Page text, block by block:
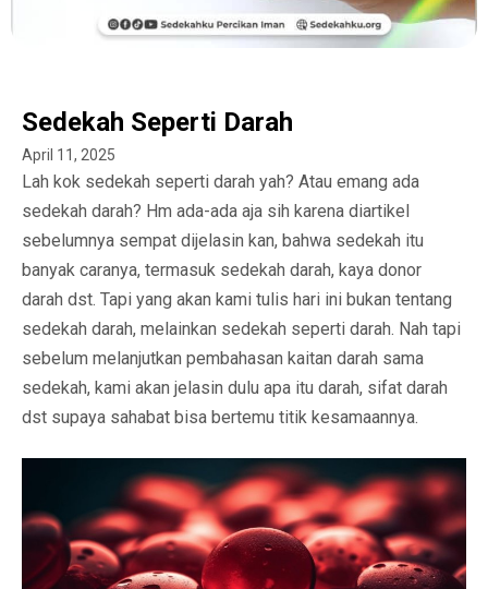
Sedekah Seperti Darah
April 11, 2025
Lah kok sedekah seperti darah yah? Atau emang ada
sedekah darah? Hm ada-ada aja sih karena diartikel
sebelumnya sempat dijelasin kan, bahwa sedekah itu
banyak caranya, termasuk sedekah darah, kaya donor
darah dst. Tapi yang akan kami tulis hari ini bukan tentang
sedekah darah, melainkan sedekah seperti darah. Nah tapi
sebelum melanjutkan pembahasan kaitan darah sama
sedekah, kami akan jelasin dulu apa itu darah, sifat darah
dst supaya sahabat bisa bertemu titik kesamaannya.